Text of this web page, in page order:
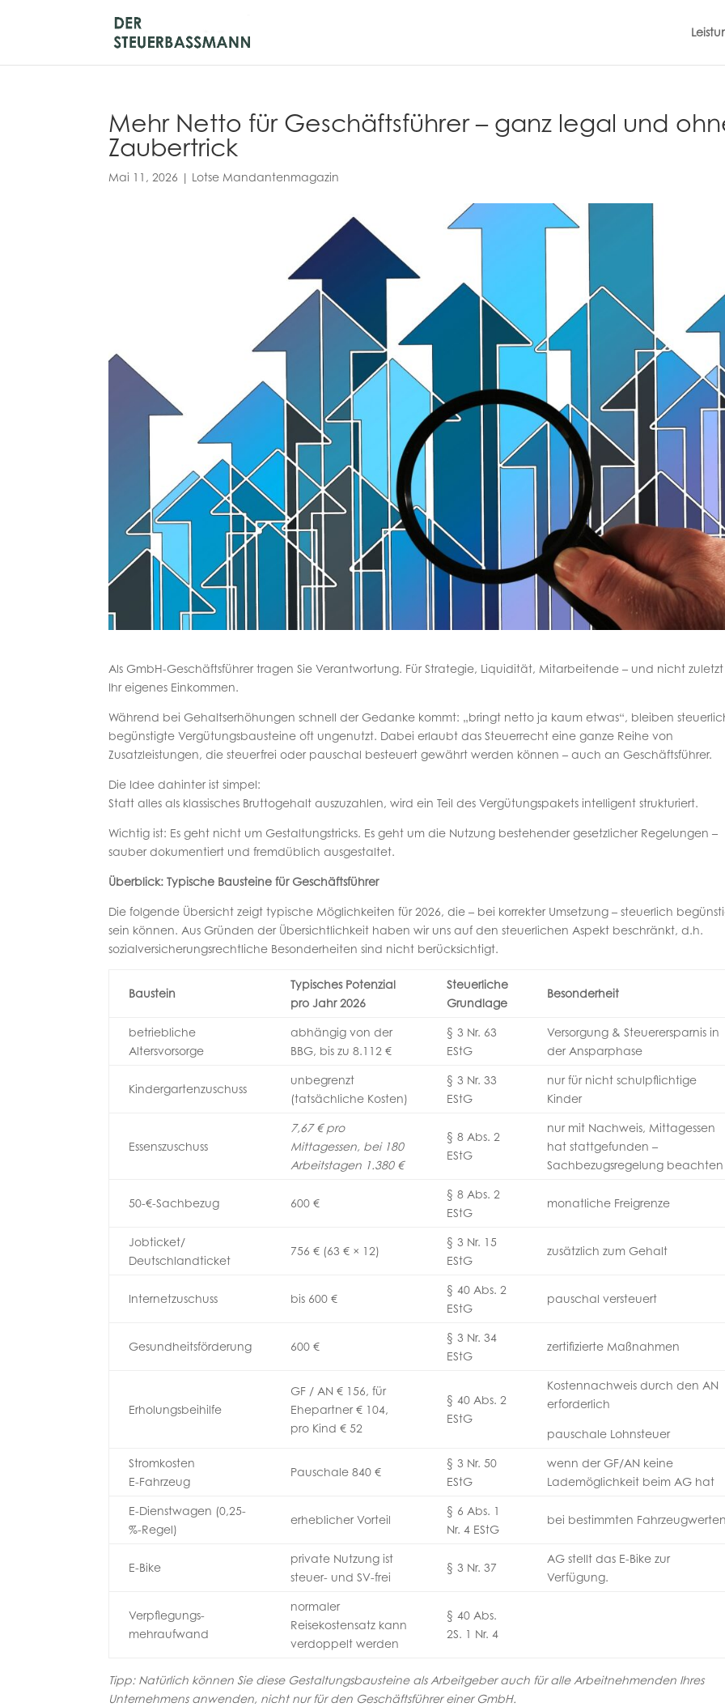
Mehr Netto für Geschäftsführer – ganz legal und
Zaubertrick
Mai 11, 2026 | Lotse Mandantenmagazin
Als GmbH-Geschäftsführer tragen Sie Verantwortung. Für Strategie, Liquidität, Mitarbeitende – und nicht
Ihr eigenes Einkommen.
Während bei Gehaltserhöhungen schnell der Gedanke kommt: „bringt netto ja kaum etwas“, bleiben
begünstigte Vergütungsbausteine oft ungenutzt. Dabei erlaubt das Steuerrecht eine ganze Reihe von
Zusatzleistungen, die steuerfrei oder pauschal besteuert gewährt werden können – auch an Geschäftsführer.
Die Idee dahinter ist simpel:
Statt alles als klassisches Bruttogehalt auszuzahlen, wird ein Teil des Vergütungspakets intelligent strukturiert.
Wichtig ist: Es geht nicht um Gestaltungstricks. Es geht um die Nutzung bestehender gesetzlicher Regelungen –
sauber dokumentiert und fremdüblich ausgestaltet.
Überblick: Typische Bausteine für Geschäftsführer
Die folgende Übersicht zeigt typische Möglichkeiten für 2026, die – bei korrekter Umsetzung – steuerlich
sein können. Aus Gründen der Übersichtlichkeit haben wir uns auf den steuerlichen Aspekt beschränkt, d.h.
sozialversicherungsrechtliche Besonderheiten sind nicht berücksichtigt.
Baustein
Typisches Potenzial
pro Jahr 2026
Steuerliche
Grundlage
Besonderheit
betriebliche
Altersvorsorge
abhängig von der
BBG, bis zu 8.112 €
§ 3 Nr. 63
EStG
Versorgung & Steuerersparnis in
der Ansparphase
Kindergartenzuschuss
unbegrenzt
(tatsächliche Kosten)
§ 3 Nr. 33
EStG
nur für nicht schulpflichtige
Kinder
Essenszuschuss
7,67 € pro
Mittagessen, bei 180
Arbeitstagen 1.380 €
§ 8 Abs. 2
EStG
nur mit Nachweis, Mittagessen
hat stattgefunden –
Sachbezugsregelung beachten
50-€-Sachbezug 600 €
§ 8 Abs. 2
EStG
monatliche Freigrenze
Jobticket/
Deutschlandticket
756 € (63 € × 12)
§ 3 Nr. 15
EStG
zusätzlich zum Gehalt
Internetzuschuss bis 600 €
§ 40 Abs. 2
EStG
pauschal versteuert
Gesundheitsförderung 600 €
§ 3 Nr. 34
EStG
zertifizierte Maßnahmen
Erholungsbeihilfe
GF / AN € 156, für
Ehepartner € 104,
pro Kind € 52
§ 40 Abs. 2
EStG
Kostennachweis durch den AN
erforderlich
pauschale Lohnsteuer
Stromkosten
E-Fahrzeug
Pauschale 840 €
§ 3 Nr. 50
EStG
wenn der GF/AN keine
Lademöglichkeit beim AG hat
E-Dienstwagen (0,25-
%-Regel)
erheblicher Vorteil
§ 6 Abs. 1
Nr. 4 EStG
bei bestimmten
E-Bike
private Nutzung ist
steuer- und SV-frei
§ 3 Nr. 37
AG stellt das E-Bike zur
Verfügung.
Verpflegungs-
mehraufwand
normaler
Reisekostensatz kann
verdoppelt werden
§ 40 Abs.
2S. 1 Nr. 4
Tipp: Natürlich können Sie diese Gestaltungsbausteine als Arbeitgeber auch für alle Arbeitnehmenden Ihres
Unternehmens anwenden, nicht nur für den Geschäftsführer einer GmbH.